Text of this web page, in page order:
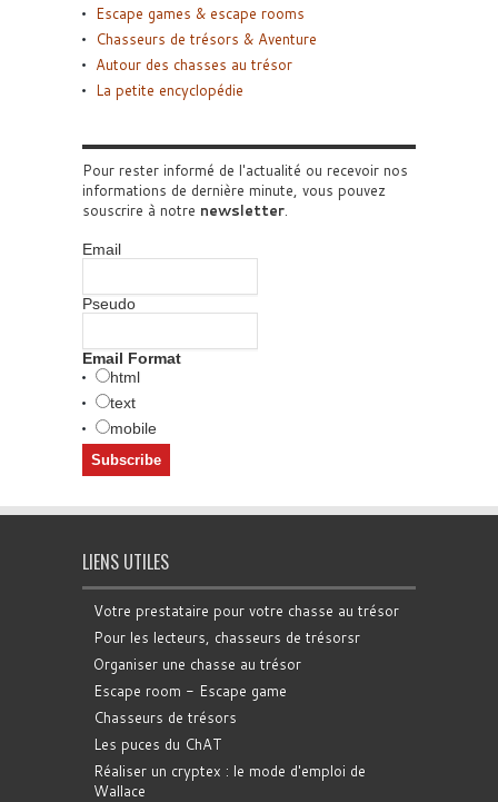
Escape games & escape rooms
Chasseurs de trésors & Aventure
Autour des chasses au trésor
La petite encyclopédie
Pour rester informé de l'actualité ou recevoir nos
informations de dernière minute, vous pouvez
souscrire à notre newsletter.
Email
Pseudo
Email Format
html
text
mobile
LIENS UTILES
Votre prestataire pour votre chasse au trésor
Pour les lecteurs, chasseurs de trésorsr
Organiser une chasse au trésor
Escape room - Escape game
Chasseurs de trésors
Les puces du ChAT
Réaliser un cryptex : le mode d'emploi de
Wallace